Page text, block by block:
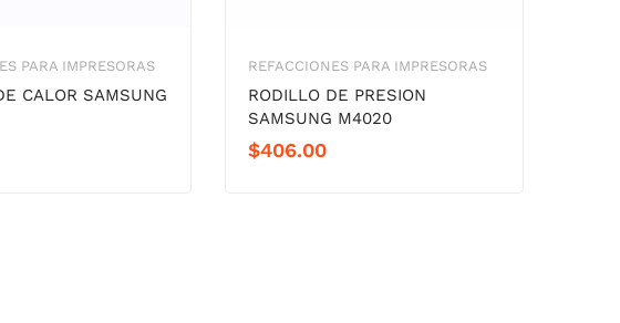
PARA IMPRESORAS
CALOR SAMSUNG
REFACCIONES PARA IMPRESORAS
RODILLO DE PRESION
SAMSUNG M4020
$406.00